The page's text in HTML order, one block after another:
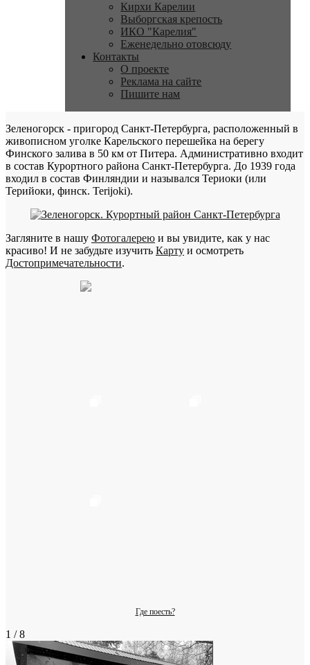
Кирхи Карелии
Выборгская крепость
ИКО "Карелия"
Еженедельно отовсюду
Контакты
О проекте
Реклама на сайте
Пишите нам
Зеленогорск - пригород Санкт-Петербурга, расположенный в
живописном уголке Карельского перешейка на берегу
Финского залива в 50 км от Питера. Административно входит
в состав Курортного района Санкт-Петербурга. До 1939 года
входил в состав Финляндии и назывался Териоки (или
Терийоки, финск. Terijoki).
Загляните в нашу Фотогалерею и вы увидите, как у нас
красиво! И не забудьте изучить Карту и осмотреть
Достопримечательности.
Где поесть?
1 / 8